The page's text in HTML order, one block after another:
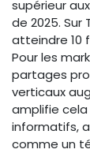
supérieur
de 2025. Sur
atteindre 10
Pour les
partages
verticaux
amplifie
informatifs,
comme un